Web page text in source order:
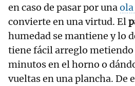
en caso de pasar por una
convierte en una virtud. El
humedad se mantiene y lo
tiene fácil arreglo metiendo
minutos en el horno o
vueltas en una plancha. De